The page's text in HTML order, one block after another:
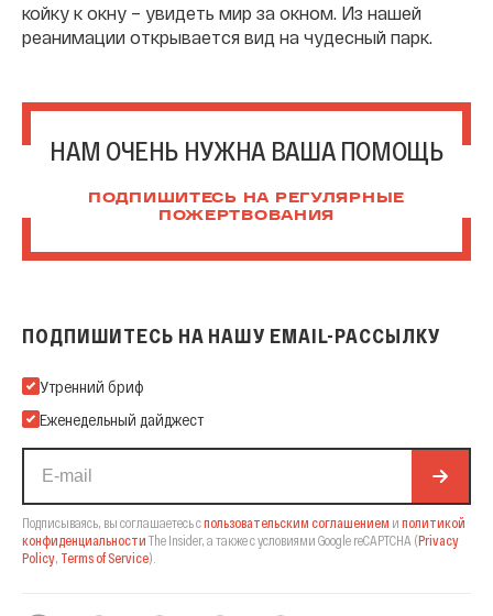
койку к окну – увидеть мир за окном. Из нашей
реанимации открывается вид на чудесный парк.
НАМ ОЧЕНЬ НУЖНА ВАША ПОМОЩЬ
ПОДПИШИТЕСЬ НА РЕГУЛЯРНЫЕ
ПОЖЕРТВОВАНИЯ
ПОДПИШИТЕСЬ НА НАШУ EMAIL-РАССЫЛКУ
Подпишитесь на нашу Email-рассылку
Утренний бриф
Еженедельный дайджест
Подписываясь, вы соглашаетесь спользовательским соглашением и политикой
конфиденциальности The Insider, а также с условиями Google reCAPTCHA (Privacy
Policy Terms of Service).